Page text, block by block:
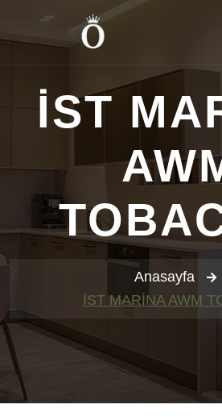
İST
Anasayfa
İST MARİNA AWM